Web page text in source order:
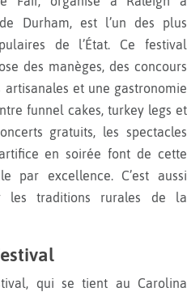
Durham, est l’un des plus
de l’État. Ce festival
des manèges, des concours
et une gastronomie
funnel cakes, turkey legs et
gratuits, les spectacles
en soirée font de cette
par excellence. C’est aussi
les traditions rurales de la